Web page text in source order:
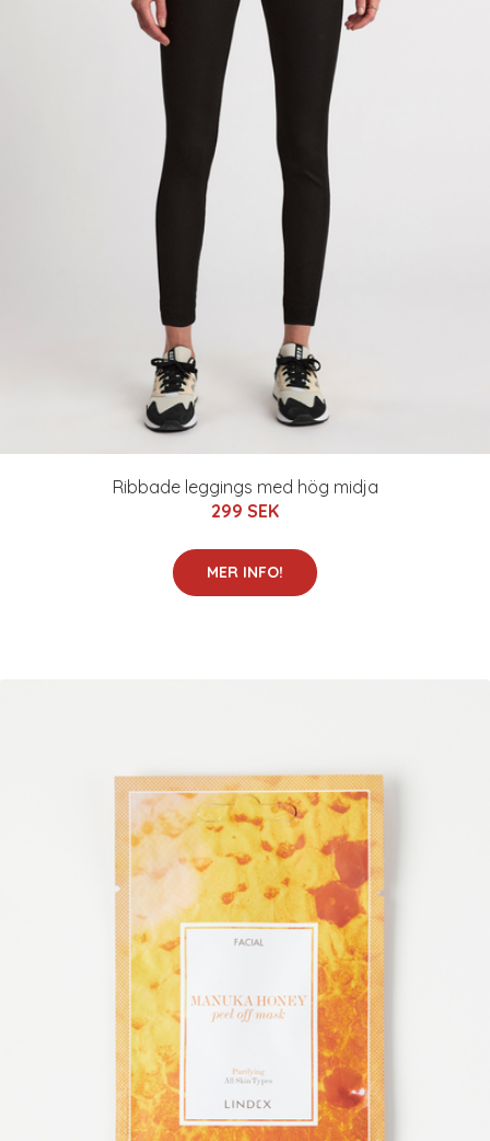
Ribbade leggings med hög midja
299 SEK
MER INFO!